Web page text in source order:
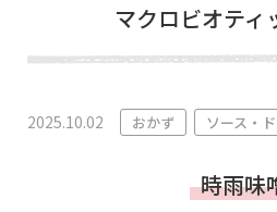
マクロビオティ
2025.10.02 おかず ソース・
時雨味